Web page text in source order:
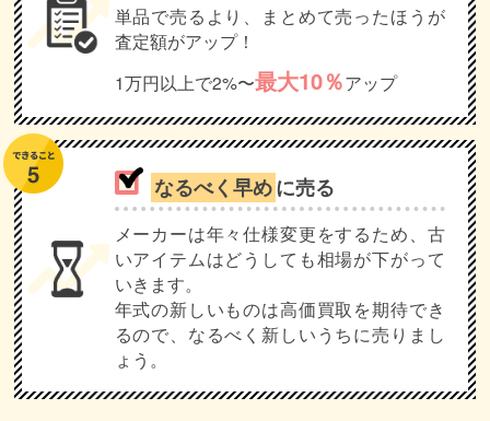
単品で売るより、まとめて売ったほうが
査定額がアップ！
1万円以上で2%〜最大10％アップ
なるべく早めに売る
メーカーは年々仕様変更をするため、古
いアイテムはどうしても相場が下がって
いきます。
年式の新しいものは高価買取を期待でき
るので、なるべく新しいうちに売りまし
ょう。